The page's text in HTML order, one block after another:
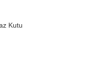
Kutu